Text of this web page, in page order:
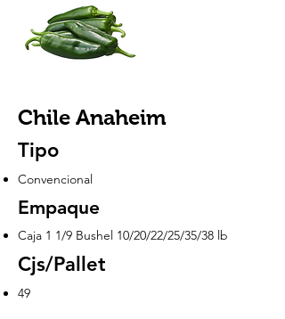
Chile Anaheim
Tipo
Convencional
Empaque
Caja 1 1/9 Bushel 10/20/22/25/35/38 lb
Cjs/Pallet
49